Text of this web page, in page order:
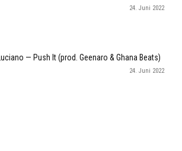
24. Juni 2022
Luciano — Push It (prod. Geenaro & Ghana Beats)
24. Juni 2022